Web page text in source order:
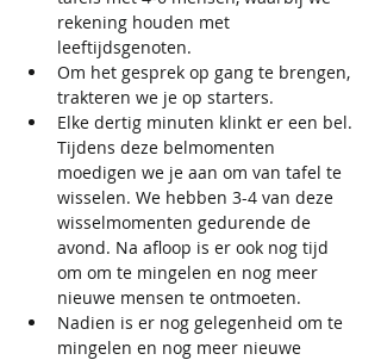
rekening houden met
leeftijdsgenoten.​
Om het gesprek op gang te brengen,
trakteren we je op starters.​
Elke dertig minuten klinkt er een bel.
Tijdens deze belmomenten
moedigen we je aan om van tafel te
wisselen. We hebben 3-4 van deze
wisselmomenten gedurende de
avond.​ Na afloop is er ook nog tijd
om om te mingelen en nog meer
nieuwe mensen te ontmoeten.
Nadien is er nog gelegenheid om te
mingelen en nog meer nieuwe